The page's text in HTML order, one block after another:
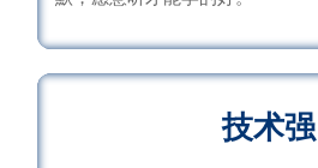
技术强